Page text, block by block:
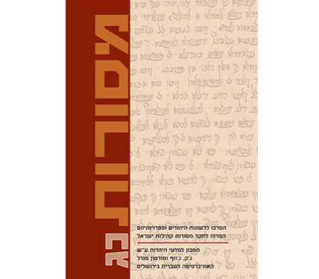
דוד מ' בוניס עפרה תירוש-בקר
הנחת אתר ספר מודפס
$35
$32